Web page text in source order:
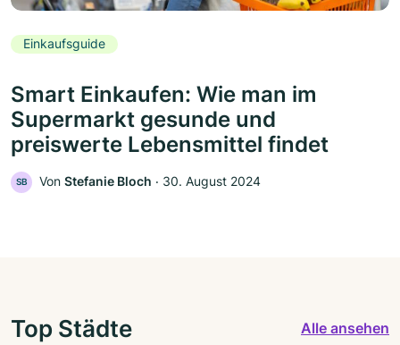
Einkaufsguide
Smart Einkaufen: Wie man im
Supermarkt gesunde und
preiswerte Lebensmittel findet
SB Von Stefanie Bloch ‧ 30. August 2024
Top Städte Alle ansehen